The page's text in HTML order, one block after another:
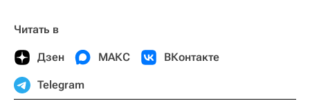
Читать в
Дзен МАКС ВКонтакте
Telegram